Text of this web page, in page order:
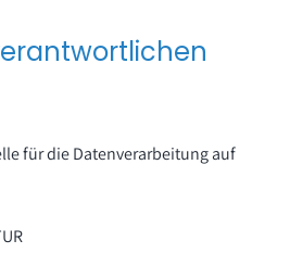
für die Datenverarbeitung auf